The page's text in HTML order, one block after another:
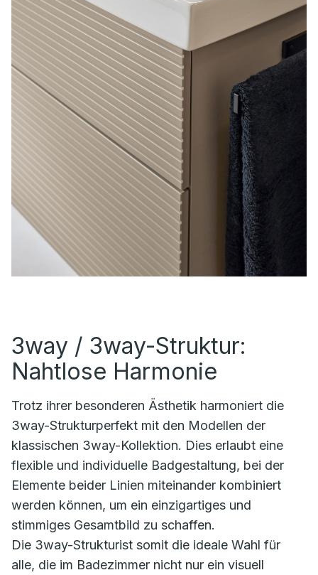
3way / 3way-Struktur:
Nahtlose Harmonie
Trotz ihrer besonderen Ästhetik harmoniert die
3way-Strukturperfekt mit den Modellen der
klassischen 3way-Kollektion. Dies erlaubt eine
flexible und individuelle Badgestaltung, bei der
Elemente beider Linien miteinander kombiniert
werden können, um ein einzigartiges und
stimmiges Gesamtbild zu schaffen.
Die 3way-Strukturist somit die ideale Wahl für
alle, die im Badezimmer nicht nur ein visuell